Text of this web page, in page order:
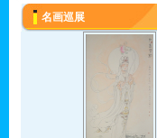
名画巡展